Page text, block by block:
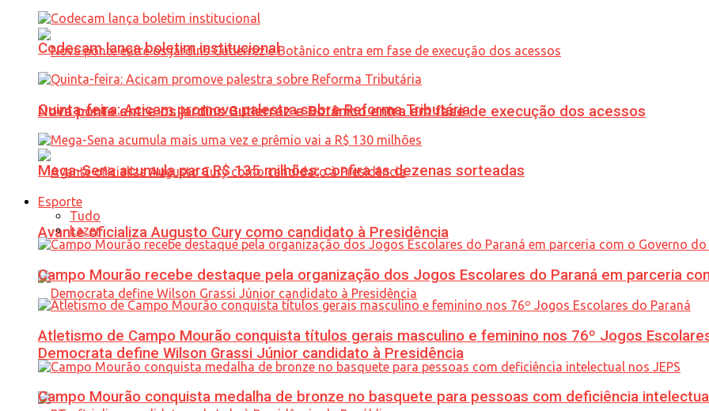
Nova ponte entre os jardins Gutierrez e Botânico entra em fase de execução dos acessos
Avante oficializa Augusto Cury como candidato à Presidência
Democrata define Wilson Grassi Júnior candidato à Presidência
Codecam lança boletim institucional
Quinta-feira: Acicam promove palestra sobre Reforma Tributária
Mega-Sena acumula para R$ 135 milhões; confira as dezenas sorteadas
Esporte
Tudo
Lazer
Campo Mourão recebe destaque pela organização dos Jogos Escolares do Paraná em parceria
Atletismo de Campo Mourão conquista títulos gerais masculino e feminino nos 76º Jogos
Campo Mourão conquista medalha de bronze no basquete para pessoas com deficiência